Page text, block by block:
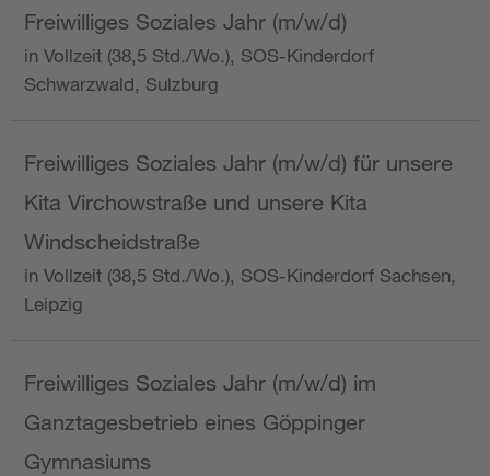
Freiwilliges Soziales Jahr (m/w/d)
in Vollzeit (38,5 Std./Wo.), SOS-Kinderdorf
Schwarzwald, Sulzburg
Freiwilliges Soziales Jahr (m/w/d) für unsere
Kita Virchowstraße und unsere Kita
Windscheidstraße
in Vollzeit (38,5 Std./Wo.), SOS-Kinderdorf Sachsen,
Leipzig
Freiwilliges Soziales Jahr (m/w/d) im
Ganztagesbetrieb eines Göppinger
Gymnasiums